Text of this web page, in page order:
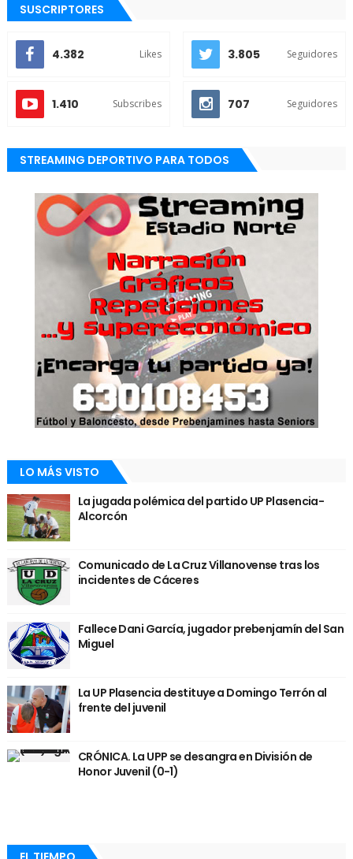
SUSCRIPTORES
4.382 Likes 3.805 Seguidores
1.410 Subscribes 707 Seguidores
STREAMING DEPORTIVO PARA TODOS
LO MÁS VISTO
La jugada polémica del partido UP Plasencia-
Alcorcón
Comunicado de La Cruz Villanovense tras los
incidentes de Cáceres
Fallece Dani García, jugador prebenjamín del San
Miguel
La UP Plasencia destituye a Domingo Terrón al
frente del juvenil
CRÓNICA. La UPP se desangra en División de
Honor Juvenil (0-1)